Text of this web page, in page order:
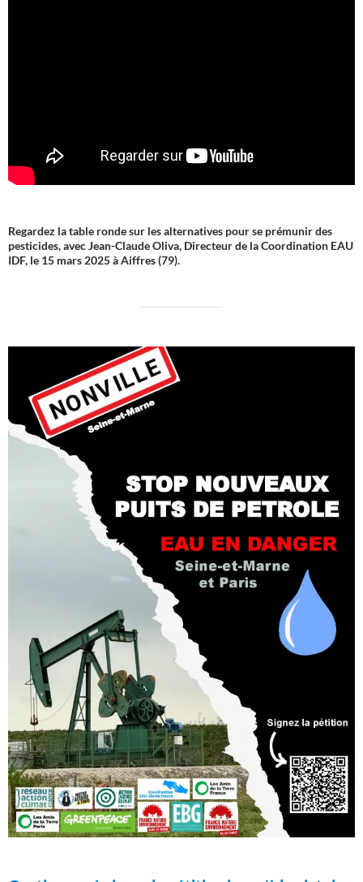
Regardez la table ronde sur les alternatives pour se prémunir des
pesticides, avec Jean-Claude Oliva, Directeur de la Coordination EAU
IDF, le 15 mars 2025 à Aiffres (79).